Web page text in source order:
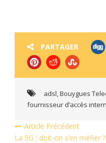
PARTAGER
adsl,Bouygues
fournisseur d’accès
Article Précédent
La 5G : doit-on s’en méfier ?